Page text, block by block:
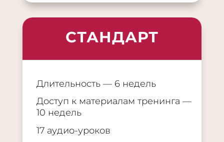
СТАНДАРТ
Длительность — 6 недель
Доступ к материалам тренинга —
10 недель
17 аудио-уроков